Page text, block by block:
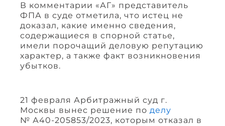
В комментарии «АГ» представитель
ФПА в суде отметила, что истец не
доказал, какие именно сведения,
содержащиеся в спорной статье,
имели порочащий деловую репутацию
характер, а также факт возникновения
убытков.
21 февраля Арбитражный суд г.
Москвы вынес решение по делу
№ А40-205853/2023, которым отказал в